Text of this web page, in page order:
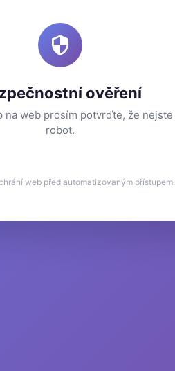
ověření
na web prosím potvrďte, že nejste
robot.
web před automatizovaným přístupem.